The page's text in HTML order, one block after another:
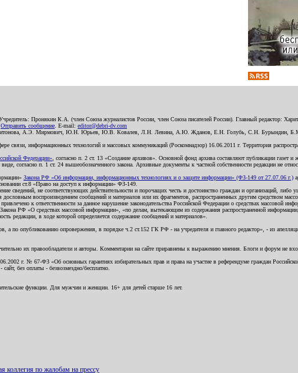
Пронякин К.А. (член Союза журналистов России, член Союза писателей России). Главный редактор:
Отправить сообщение . E-mail: editor@debri-dv.com
Харитонова, А.Э. Мирмович, Ю.Н. Юрьев, Ю.В. Ковалев, Л.Н. Левина, А.Ю. Жданов, Е.Н. Голубь, С.Н. Бурындин,
связи, информационных технологий и массовых коммуникаций (Роскомнадзор) 16.06.2011 г. Территория
Федерации» , согласно п. 2 ст. 13 «Создание архивов». Основной фонд архива составляют публикации газет и
согласно п. 1 ст. 24 вышеобозначенного закона. Архивные документы к частной собственности редакции не
Закона РФ «Об информации, информационных технологиях и о защите информации» (ФЗ-149 от 27.07.06 г.)
ст.8 «Право на доступ к информации» ФЗ-149.
сведений, не соответствующих действительности и порочащих честь и достоинство граждан и организаций,
воспроизведением сообщений и материалов или их фрагментов, распространенных другим средством
к ответственности за данное нарушение законодательства Российской Федерации о средствах массовой
РФ «О средствах массовой информации», «по делам, вытекающим из содержания распространенной
редакции, в ходе которой определяется содержание сообщений и материалов».
по опубликованию опровержения, в порядке ч.2 ст.152 ГК РФ - на учредителя и главного редактор», - из
их правообладатели и авторы. Комментарии на сайте приравнены к выражению мнения. Блоги и форум не
г. № 67-ФЗ «Об основных гарантиях избирательных прав и права на участие в референдуме граждан
без оплаты - безвозмездно/бесплатно.
функции. Для мужчин и женщин. 16+ для детей старше 16 лет.